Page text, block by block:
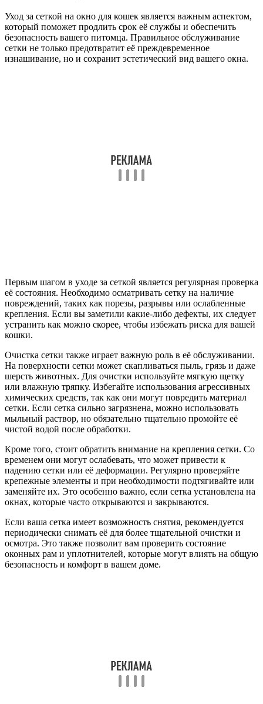
Уход за сеткой на окно для кошек является важным аспектом,
который поможет продлить срок её службы и обеспечить
безопасность вашего питомца. Правильное обслуживание
сетки не только предотвратит её преждевременное
изнашивание, но и сохранит эстетический вид вашего окна.
Первым шагом в уходе за сеткой является регулярная проверка
её состояния. Необходимо осматривать сетку на наличие
повреждений, таких как порезы, разрывы или ослабленные
крепления. Если вы заметили какие-либо дефекты, их следует
устранить как можно скорее, чтобы избежать риска для вашей
кошки.
Очистка сетки также играет важную роль в её обслуживании.
На поверхности сетки может скапливаться пыль, грязь и даже
шерсть животных. Для очистки используйте мягкую щетку
или влажную тряпку. Избегайте использования агрессивных
химических средств, так как они могут повредить материал
сетки. Если сетка сильно загрязнена, можно использовать
мыльный раствор, но обязательно тщательно промойте её
чистой водой после обработки.
Кроме того, стоит обратить внимание на крепления сетки. Со
временем они могут ослабевать, что может привести к
падению сетки или её деформации. Регулярно проверяйте
крепежные элементы и при необходимости подтягивайте или
заменяйте их. Это особенно важно, если сетка установлена на
окнах, которые часто открываются и закрываются.
Если ваша сетка имеет возможность снятия, рекомендуется
периодически снимать её для более тщательной очистки и
осмотра. Это также позволит вам проверить состояние
оконных рам и уплотнителей, которые могут влиять на общую
безопасность и комфорт в вашем доме.